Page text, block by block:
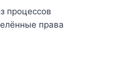
процессов
права